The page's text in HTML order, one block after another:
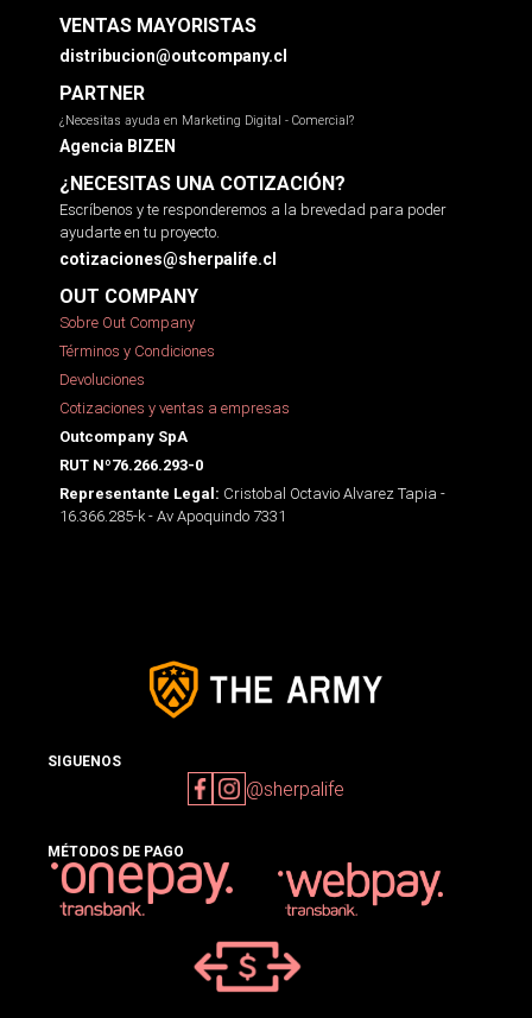
VENTAS MAYORISTAS
distribucion@outcompany.cl
PARTNER
¿Necesitas ayuda en Marketing Digital - Comercial?
Agencia BIZEN
¿NECESITAS UNA COTIZACIÓN?
Escríbenos y te responderemos a la brevedad para poder
ayudarte en tu proyecto.
cotizaciones@sherpalife.cl
OUT COMPANY
Sobre Out Company
Términos y Condiciones
Devoluciones
Cotizaciones y ventas a empresas
Outcompany SpA
RUT Nº76.266.293-0
Representante Legal: Cristobal Octavio Alvarez Tapia -
16.366.285-k - Av Apoquindo 7331
SIGUENOS
@sherpalife
MÉTODOS DE PAGO